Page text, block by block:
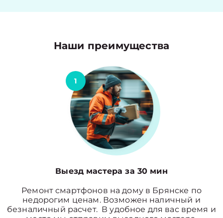
Наши преимущества
1
Выезд мастера за 30 мин
Ремонт смартфонов на дому в Брянске по
недорогим ценам. Возможен наличный и
безналичный расчет. В удобное для вас время и